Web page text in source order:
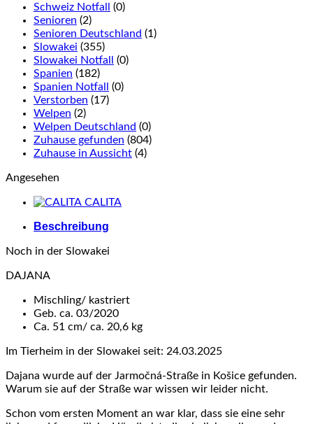
Schweiz Notfall
(0)
Senioren (2)
Senioren Deutschland (1)
Slowakei (355)
Slowakei Notfall
(0)
Spanien (182)
Spanien Notfall
(0)
Verstorben (17)
Welpen (2)
Welpen Deutschland (0)
Zuhause gefunden (804)
Zuhause in Aussicht (4)
Angesehen
CALITA
Beschreibung
Noch in der Slowakei
DAJANA
Mischling/ kastriert
Geb. ca. 03/2020
Ca. 51 cm/ ca. 20,6 kg
Im Tierheim in der Slowakei seit: 24.03.2025
Dajana wurde auf der Jarmočná-Straße in Košice gefunden.
Warum sie auf der Straße war wissen wir leider nicht.
Schon vom ersten Moment an war klar, dass sie eine sehr